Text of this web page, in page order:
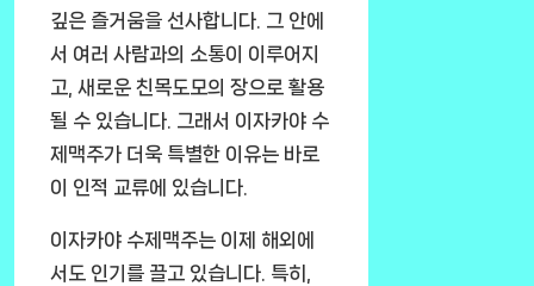
깊은 즐거움을 선사합니다. 그 안에
서 여러 사람과의 소통이 이루어지
고, 새로운 친목도모의 장으로 활용
될 수 있습니다. 그래서 이자카야 수
제맥주가 더욱 특별한 이유는 바로
이 인적 교류에 있습니다.
이자카야 수제맥주는 이제 해외에
서도 인기를 끌고 있습니다. 특히,